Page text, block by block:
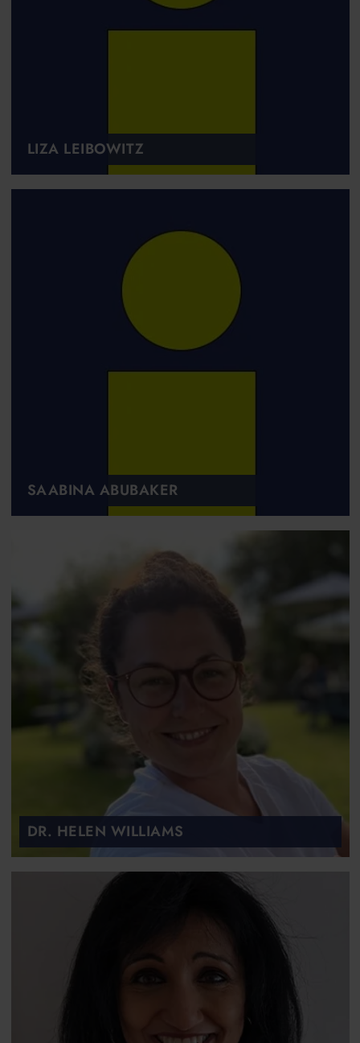
LIZA LEIBOWITZ
SAABINA ABUBAKER
DR. HELEN WILLIAMS